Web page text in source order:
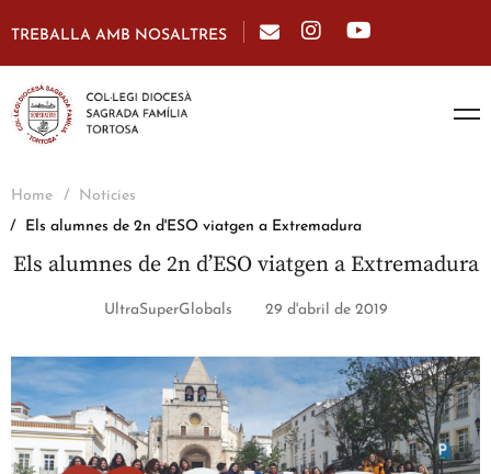
TREBALLA AMB NOSALTRES
Home
Notícies
Els alumnes de 2n d'ESO viatgen a Extremadura
Els alumnes de 2n d’ESO viatgen a Extremadura
UltraSuperGlobals 29 d'abril de 2019